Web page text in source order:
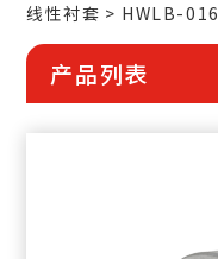
线性衬套
HWLB-016
产品列表